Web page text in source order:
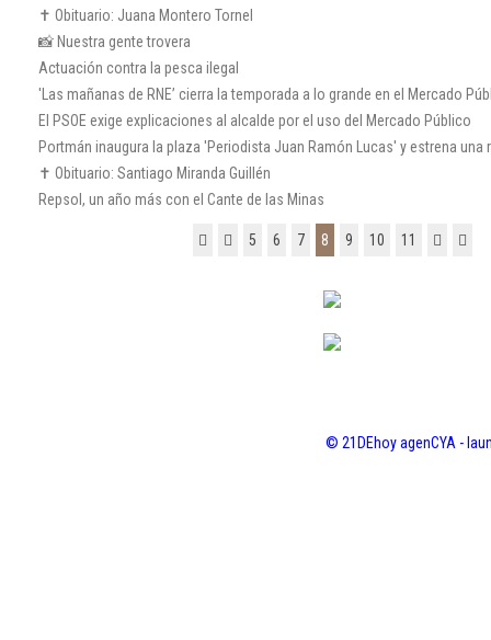
✝️ Obituario: Juana Montero Tornel
📸 Nuestra gente trovera
Actuación contra la pesca ilegal
'Las mañanas de RNE’ cierra la temporada a lo grande en el Mercado
El PSOE exige explicaciones al alcalde por el uso del Mercado Público
Portmán inaugura la plaza 'Periodista Juan Ramón Lucas' y estrena una
✝️ Obituario: Santiago Miranda Guillén
Repsol, un año más con el Cante de las Minas
5 6 7 8 9 10 11
© 21DEhoy agenCYA -